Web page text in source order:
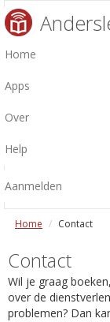
Home
Apps
Over
Help
Aanmelden
Home Contact
Contact
Wil je graag
over de
problemen? Dan